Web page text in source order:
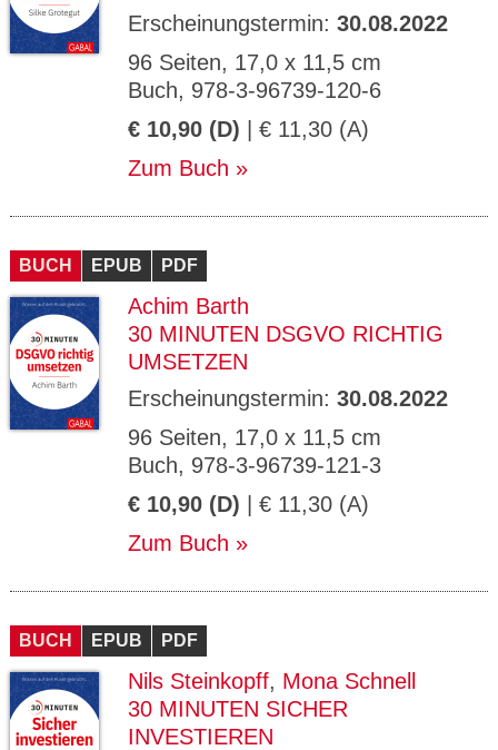
Erscheinungstermin: 30.08.2022
96 Seiten, 17,0 x 11,5 cm
Buch, 978-3-96739-120-6
€ 10,90 (D) | € 11,30 (A)
Zum Buch
BUCH EPUB PDF
Achim Barth
30 MINUTEN DSGVO RICHTIG
UMSETZEN
Erscheinungstermin: 30.08.2022
96 Seiten, 17,0 x 11,5 cm
Buch, 978-3-96739-121-3
€ 10,90 (D) | € 11,30 (A)
Zum Buch
BUCH EPUB PDF
Nils Steinkopff, Mona Schnell
30 MINUTEN SICHER
INVESTIEREN